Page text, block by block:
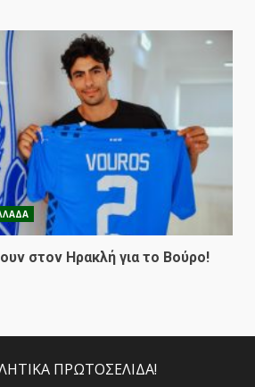
στον Ηρακλή για το Βούρο!
ΠΡΩΤΟΣΕΛΙΔΑ!